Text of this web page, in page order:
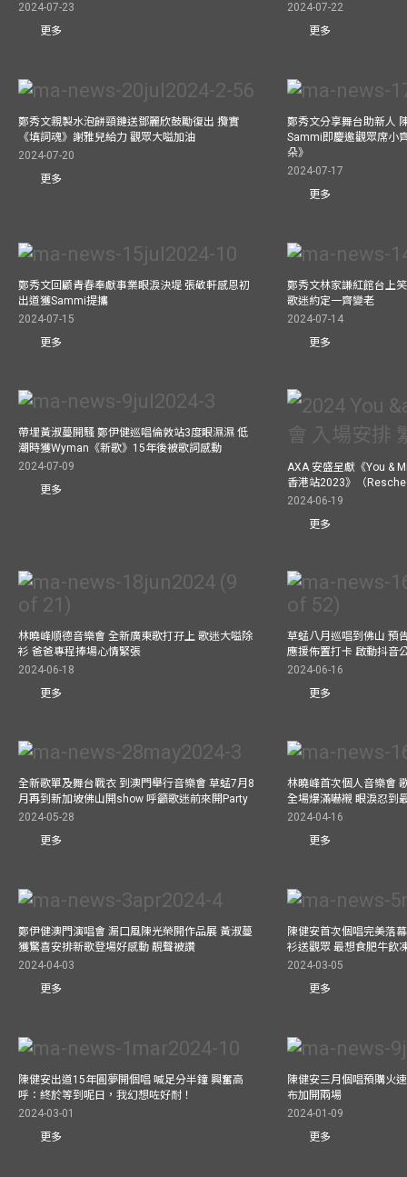
2024-07-23
更多
2024-07-22
更多
鄭秀文親製水泡餅頸鏈送鄧麗欣鼓勵復出 攬實
《填詞魂》謝雅兒給力 觀眾大嗌加油
2024-07-20
更多
鄭秀文分享舞台助新人
Sammi即慶邀觀眾席小
朵》
2024-07-17
更多
鄭秀文回顧青春奉獻事業眼淚決堤 張敬軒感恩初
出道獲Sammi提攜
2024-07-15
更多
鄭秀文林家謙紅館台上
歌迷約定一齊變老
2024-07-14
更多
帶埋黃淑蔓開騷 鄭伊健巡唱倫敦站3度眼濕濕 低
潮時獲Wyman《新歌》15年後被歌詞感動
2024-07-09
更多
AXA 安盛呈獻《You &
香港站2023》（
2024-06-19
更多
林曉峰順德音樂會 全新廣東歌打孖上 歌迷大嗌除
衫 爸爸專程捧場心情緊張
2024-06-18
更多
草蜢八月巡唱到佛山 預
應援佈置打卡 啟動抖音
2024-06-16
更多
全新歌單及舞台戰衣 到澳門舉行音樂會 草蜢7月8
月再到新加坡佛山開show 呼籲歌迷前來開Party
2024-05-28
更多
林曉峰首次個人音樂會
全場爆滿嚇襯 眼淚忍到
2024-04-16
更多
鄭伊健澳門演唱會 漏口風陳光榮開作品展 黃淑蔓
獲驚喜安排新歌登場好感動 靚聲被讚
2024-04-03
更多
陳健安首次個唱完美落
衫送觀眾 最想食肥牛飲
2024-03-05
更多
陳健安出道15年圓夢開個唱 喊足分半鐘 興奮高
呼：終於等到呢日，我幻想咗好耐！
2024-03-01
更多
陳健安三月個唱預購火
布加開兩場
2024-01-09
更多